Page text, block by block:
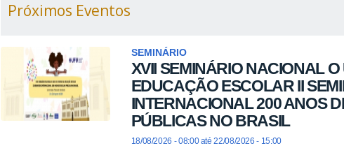
Próximos Eventos
SEMINÁRIO
XVII SEMINÁRIO NACIONAL
EDUCAÇÃO ESCOLAR II
INTERNACIONAL 200 ANOS
PÚBLICAS NO BRASIL
18/08/2026 - 08:00até22/08/2026 - 15:00